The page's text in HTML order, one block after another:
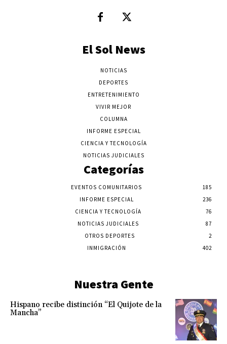
El Sol News
NOTICIAS
DEPORTES
ENTRETENIMIENTO
VIVIR MEJOR
COLUMNA
INFORME ESPECIAL
CIENCIA Y TECNOLOGÍA
NOTICIAS JUDICIALES
Categorías
EVENTOS COMUNITARIOS
185
INFORME ESPECIAL
236
CIENCIA Y TECNOLOGÍA
76
NOTICIAS JUDICIALES
87
OTROS DEPORTES
2
INMIGRACIÓN
402
Nuestra Gente
Hispano recibe distinción “El Quijote de la
Mancha”